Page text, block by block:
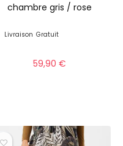
chambre gris / rose
Livraison Gratuit
59,90€